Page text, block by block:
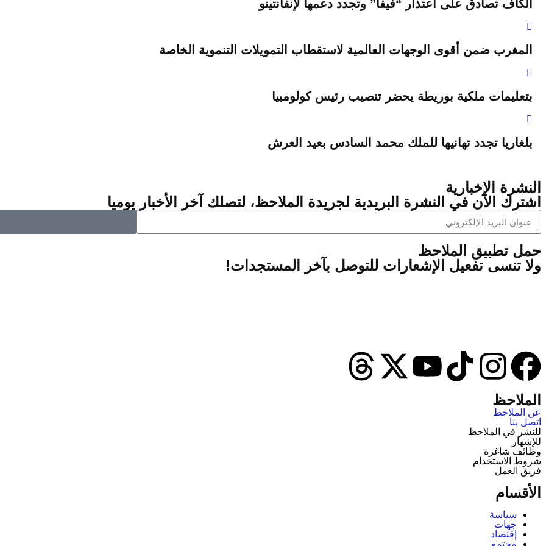
الكاف تصادق على اعتذار “فيفا” وتجدد دعمها لإنفانتينو
المغرب ضمن أقوى الوجهات العالمية لاستقطاب التمويلات التنموية الخاصة
بتعليمات ملكية بوريطة يحضر تنصيب رئيس كولومبيا
بلغاريا تجدد تهانيها للملك محمد السادس بعيد العرش
النشرة الإخبارية
اشترك الآن في النشرة البريدية لجريدة الملاحظ، لتصلك آخر الأخبار يوميا
‫حمل تطبيق الملاحظ
ولا تنسى تفعيل الإشعارات للتوصل بآخر المستجدات!
الملاحظ
عن الملاحظ
اتصل بنا
للنشر في الملاحظ
للإشهار
وظائف شاغرة
شروط الاستخدام
فريق العمل
الأقسام
سياسة
جهات
إقتصاد